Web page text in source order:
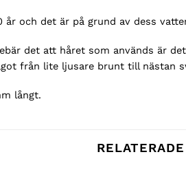
och det är på grund av dess
det att håret som används är
från lite ljusare brunt till nästan
långt.